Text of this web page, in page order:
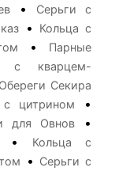
•
Серьги с
•
Кольца с
•
Парные
с кварцем-
Обереги Секира
с цитрином •
для Овнов•
•
Кольца с
• Серьги с